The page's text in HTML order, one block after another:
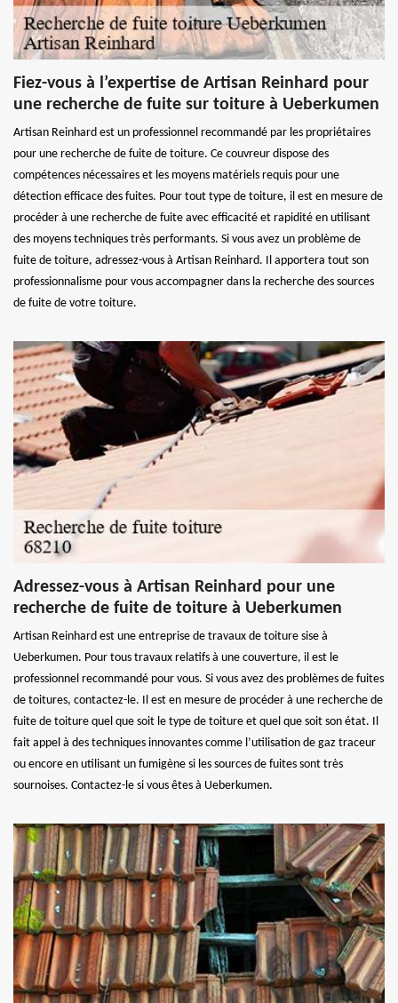
Fiez-vous à l’expertise de Artisan Reinhard pour
une recherche de fuite sur toiture à Ueberkumen
Artisan Reinhard est un professionnel recommandé par les propriétaires
pour une recherche de fuite de toiture. Ce couvreur dispose des
compétences nécessaires et les moyens matériels requis pour une
détection efficace des fuites. Pour tout type de toiture, il est en mesure de
procéder à une recherche de fuite avec efficacité et rapidité en utilisant
des moyens techniques très performants. Si vous avez un problème de
fuite de toiture, adressez-vous à Artisan Reinhard. Il apportera tout son
professionnalisme pour vous accompagner dans la recherche des sources
de fuite de votre toiture.
Adressez-vous à Artisan Reinhard pour une
recherche de fuite de toiture à Ueberkumen
Artisan Reinhard est une entreprise de travaux de toiture sise à
Ueberkumen. Pour tous travaux relatifs à une couverture, il est le
professionnel recommandé pour vous. Si vous avez des problèmes de fuites
de toitures, contactez-le. Il est en mesure de procéder à une recherche de
fuite de toiture quel que soit le type de toiture et quel que soit son état. Il
fait appel à des techniques innovantes comme l’utilisation de gaz traceur
ou encore en utilisant un fumigène si les sources de fuites sont très
sournoises. Contactez-le si vous êtes à Ueberkumen.